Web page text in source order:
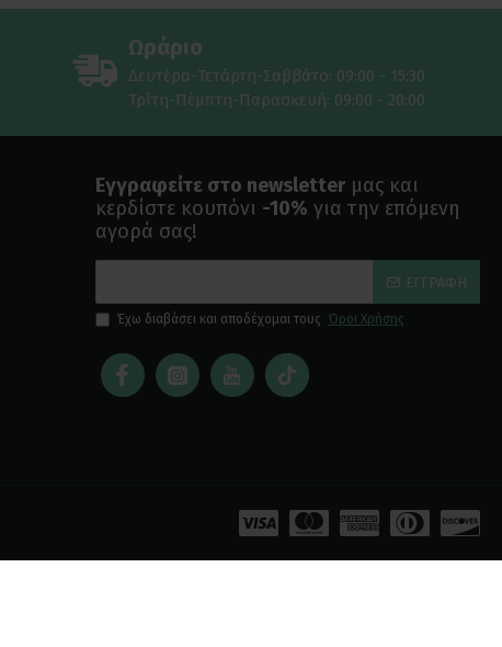
Ωράριο
Δευτέρα-Τετάρτη-Σαββάτο: 09:00 - 15:30
Τρίτη-Πέμπτη-Παρασκευή: 09:00 - 20:00
Εγγραφείτε στο newsletterμας και
κερδίστε κουπόνι -10% για την επόμενη
αγορά σας!
ΕΓΓΡΑΦΉ
Έχω διαβάσει και αποδέχομαι τους Όροι Χρήσης